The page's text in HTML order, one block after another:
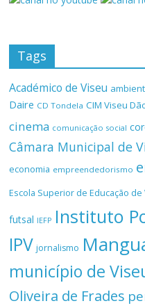
Tags
Académico de Viseu
Daire CD Tondela CIM Viseu
cinema comunicação social
Câmara Municipal de
economia empreendedorismo
Escola Superior de Educação de
futsal IEFP Instituto
IPV jornalismo
município de
Oliveira de Frades